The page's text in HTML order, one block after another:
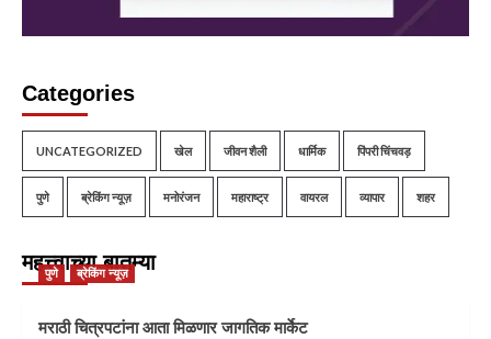
Categories
UNCATEGORIZED खेल जीवन शैली धार्मिक पिंपरी चिंचवड़
पुणे ब्रेकिंग न्यूज़ मनोरंजन महाराष्ट्र वायरल व्यापार शहर
महत्त्वाच्या बातम्या
पुणे ब्रेकिंग न्यूज़
मराठी चित्रपटांना आता मिळणार जागतिक मार्केट